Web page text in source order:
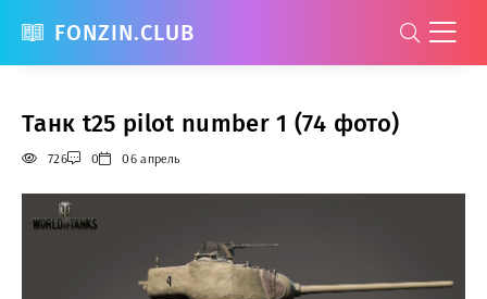
FONZIN.CLUB
Танк t25 pilot number 1 (74 фото)
726 0 06 апрель